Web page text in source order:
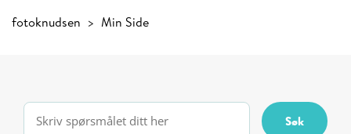
fotoknudsen Min Side